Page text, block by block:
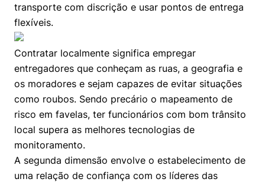
transporte com discrição e usar pontos de entrega
flexíveis.
Contratar localmente significa empregar
entregadores que conheçam as ruas, a geografia e
os moradores e sejam capazes de evitar situações
como roubos. Sendo precário o mapeamento de
risco em favelas, ter funcionários com bom trânsito
local supera as melhores tecnologias de
monitoramento.
A segunda dimensão envolve o estabelecimento de
uma relação de confiança com os líderes das